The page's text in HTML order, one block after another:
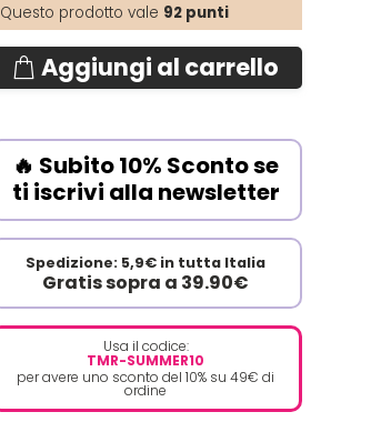
Questo prodotto vale 92punti
Aggiungi al carrello
🔥 Subito 10% Sconto se
ti iscrivi alla newsletter
Spedizione: 5,9€ in tutta Italia
Gratis sopra a 39.90€
Usa il codice:
TMR-SUMMER10
per avere uno sconto del 10% su 49€ di
ordine